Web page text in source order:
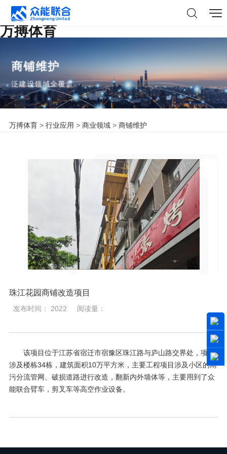
万搏体育
商铺维护
泛建设领域全覆盖
万搏体育> 行业应用 > 商业领域> 商铺维护
珠江花园商铺改造项目
发布时间： 2022 阅读量：
该项目位于江苏省宿迁市宿豫区珠江路与庐山路交界处，项目
涉及楼栋34栋，建筑面积10万平方米，主要工程项目涉及小区的雨
污分流管网、破损道路进行改造，翻新内外墙体等，主要用到了众
能联合臂车，剪叉车等高空作业设备。